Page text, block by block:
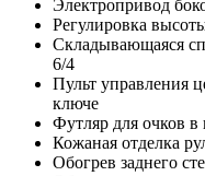
Электропривод
Регулировка
Складывающаяся
6/4
Пульт управления
ключе
Футляр для очков в
Кожаная отделка
Обогрев заднего